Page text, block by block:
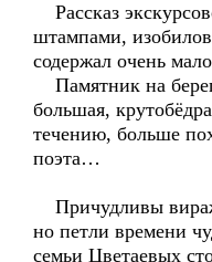
Рассказ
штампами,
содержал очень
Памятник на
большая,
течению, больше
поэта…
Причудливы
но петли времени
семьи Цветаевых